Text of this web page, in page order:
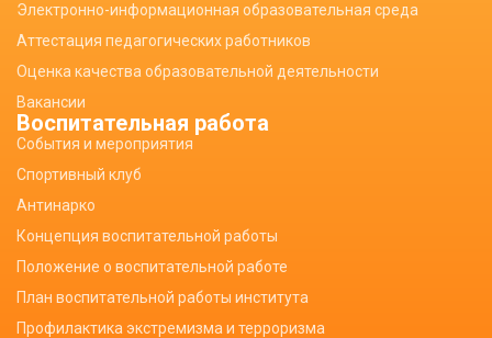
Электронно-информационная образовательная среда
Аттестация педагогических работников
Оценка качества образовательной деятельности
Вакансии
Воспитательная работа
События и мероприятия
Спортивный клуб
Антинарко
Концепция воспитательной работы
Положение о воспитательной работе
План воспитательной работы института
Профилактика экстремизма и терроризма